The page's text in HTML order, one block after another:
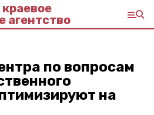
агентство
по вопросам
на